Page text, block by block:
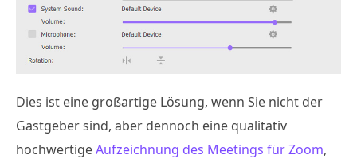
Dies ist eine großartige Lösung, wenn Sie nicht der
Gastgeber sind, aber dennoch eine qualitativ
hochwertigeAufzeichnung des Meetings für Zoom,